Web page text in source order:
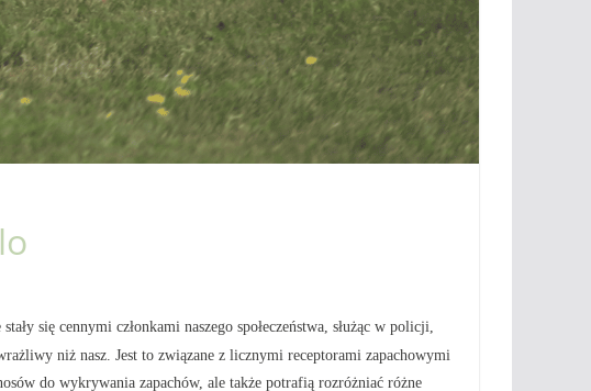
się cennymi członkami naszego społeczeństwa, służąc w policji,
niż nasz. Jest to związane z licznymi receptorami zapachowymi
do wykrywania zapachów, ale także potrafią rozróżniać różne